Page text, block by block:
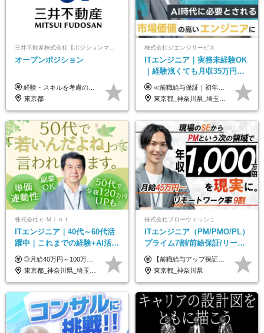
オープンポジション
経験・スキルを考慮の上、決定します。 ▼参考情報 ----------------------- ＜想定年収850万円～1,500万円（基礎給与・賞与2回含む）＞ 月給42万円～ ※時間外勤務手当・諸手当等別途 ※試用期間3ヶ月 ※残業手当有り
東京都
株式会社ジエンジサービス
ITエンジニア｜実務未経験OK
｜経験浅くても月収35万円～
｜チーム参画中心｜フルリモ
ート可｜自社サービスあり
≪前職給与保証｜初年度想定年収420万円～≫ 月給35万円以上＋決算賞与＋交通費 ※スキル・経験を考慮の上、優遇します ※上記月給には固定残業代月20時間分(4万5000円以上)を含みます。超過した場合は、その分追加支給します ※試用期間3～6ヵ月は固定残業代なし(雇用形態やその他待遇・福利厚生は同じです) ＝＝＝＝＝＝＝＝＝＝＝ ▼実力と成長にこだわった評価制度▼ 年2回の評価で昇給・昇格が決まります。 評価は、就業先のお客様からの評価をベースに、目標達成状況やプロジェクトでの役割・貢献度などを総合的に判断して決定します。 日々の働きぶりを実際に見ているお客様の声を反映することで、より公平で納得感のある評価を実現しています。 また、評価後は面談を通じてフィードバックを行い、今後の成長やキャリアについて一緒に考えていきます。 ▼成長につながる目標設定▼ 半期ごとに、具体的な行動ベースの目標を設定し、その達成度や取り組みのプロセスを評価に反映します。 目標は、お客様からのフィードバックや現場での課題をもとに設定するため、「今何を伸ばすべきか」が明確になります。 また、上司との面談を通じて振り返りと次の目標設定を行い、継続的なスキルアップと市場価値の向上を支援しています。
東京都_神奈川県_埼玉県_千葉県_大阪府_愛知県_北海道_青森県_岩手県_宮城県_秋田県_山形県_福島県_茨城県_栃木県_群馬県_新潟県_山梨県_長野県_富山県_石川県_福井県_静岡県_岐阜県_三重県_兵庫県_京都府_滋賀県_奈良県_和歌山県_広島県_岡山県_鳥取県_島根県_山口県_徳島県_香川県_愛媛県_高知県_福岡県_熊本県_佐賀県_長崎県_大分県_宮崎県_鹿児島県_沖縄県
株式会社ｅ‐Ｍｉｎｔ
ITエンジニア｜40代～60代活
躍中｜これまでの経験+AI活用
でスキルアップを支援｜残業
月10h｜副業OK
◎月給40万円～100万円＋インセンティブ＋各種手当 ・年収120万〜300万円UPの実績も！ ・平均年収UP率は1.1～1.3倍 ・案件単価100%公開 × 単価連動の給与制度 ・能力等を考慮の上、決定いたします ※試用期間6ヵ月あり（待遇の変更はありません） ※固定残業代（月20～30時間・3万円～8万円）を含みます 《具体的には...》 ・案件単価65万円⇒年収約500万円 ・案件単価80万円⇒年収約600万円 ・案件単価120万円⇒年収約900万円 ＼ AIで生産性5倍になり給与UP ／ ◇案件単価100%公開 × 単価連動の給与制度 ◇年収120万〜300万UPの実績あり 「単価が上がれば、その分しっかり報われる」 そんなシンプルで納得できる評価制度です。 ⚫️年収300万円アップの実績も 参画する案件の単価を全て公開。 給与は単価に連動しているため納得感持って働くことが可能です。 過去には転職しただけで300万円以上アップした方もいます。 現場でAIを活用して成果を出して単価アップにつながったケースが多数！ ・AIツール利用料金全額負担 ・資格取得補助 ・月給保証制度 ・各種手当
東京都_神奈川県_埼玉県_千葉県_大阪府_愛知県_北海道_青森県_岩手県_宮城県_秋田県_山形県_福島県_茨城県_栃木県_群馬県_新潟県_山梨県_長野県_富山県_石川県_福井県_静岡県_岐阜県_三重県_兵庫県_京都府_滋賀県_奈良県_和歌山県_広島県_岡山県_鳥取県_島根県_山口県_徳島県_香川県_愛媛県_高知県_福岡県_熊本県_佐賀県_長崎県_大分県_宮崎県_鹿児島県_沖縄県
株式会社ブローウィッシュ
ITエンジニア（PM/PMO/PL）
プライム7割/前給保証/リーダ
ー経験不問/30、40代活躍中/
リモート9割
【前職給与アップ保証あり！ゆくゆくは年収800万以上も可能】 月給45万円～＋インセンティブ ※経験や適性を考慮の上、相談し決定します ※上記には固定残業代（20時間分/4万円～）が含まれます ※20時間を超過した場合は別途全額支給します ※試用期間（3ヶ月間）あり。給与・待遇に差異はございません それはより高度な案件にアサイン＆ 還元率が平均より高めのため、 これまでの給与から大幅にアップする人もいます。
東京都_神奈川県